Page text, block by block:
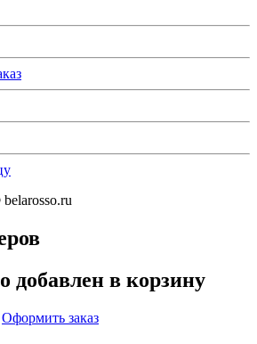
добавлен в корзину
Оформить заказ